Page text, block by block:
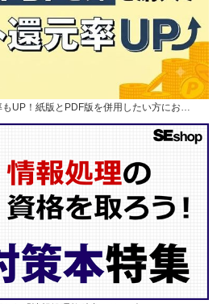
もUP！紙版とPDF版を併用したい方にお…